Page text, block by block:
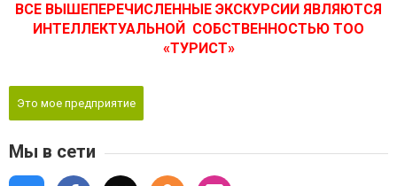
ВСЕ ВЫШЕПЕРЕЧИСЛЕННЫЕ ЭКСКУРСИИ ЯВЛЯЮТСЯ
ИНТЕЛЛЕКТУАЛЬНОЙ СОБСТВЕННОСТЬЮ ТОО
«ТУРИСТ»
Это мое предприятие
Мы в сети